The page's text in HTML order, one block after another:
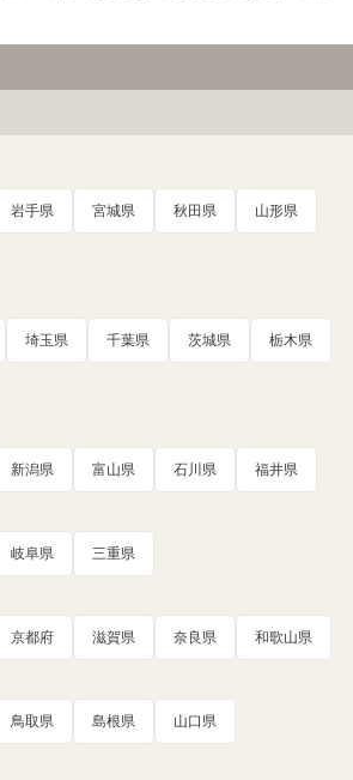
岩手県 宮城県 秋田県 山形県
埼玉県 千葉県 茨城県 栃木県
新潟県 富山県 石川県 福井県
岐阜県 三重県
京都府 滋賀県 奈良県 和歌山県
鳥取県 島根県 山口県